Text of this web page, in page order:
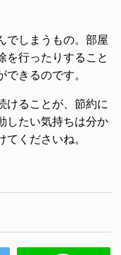
でしまうもの。部屋
を行ったりすること
きるのです。
けることが、節約に
したい気持ちは分か
くださいね。